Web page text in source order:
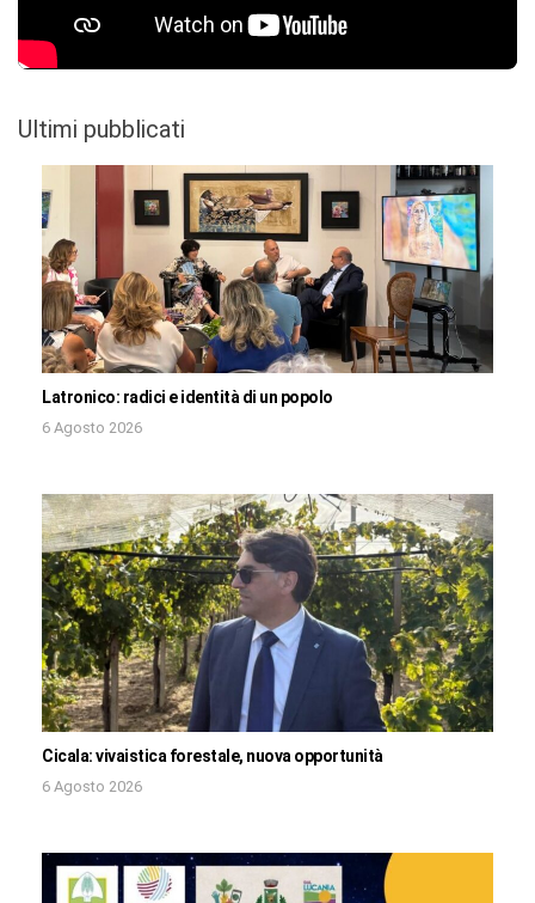
Ultimi pubblicati
Latronico: radici e identità di un popolo
6 Agosto 2026
Cicala: vivaistica forestale, nuova opportunità
6 Agosto 2026